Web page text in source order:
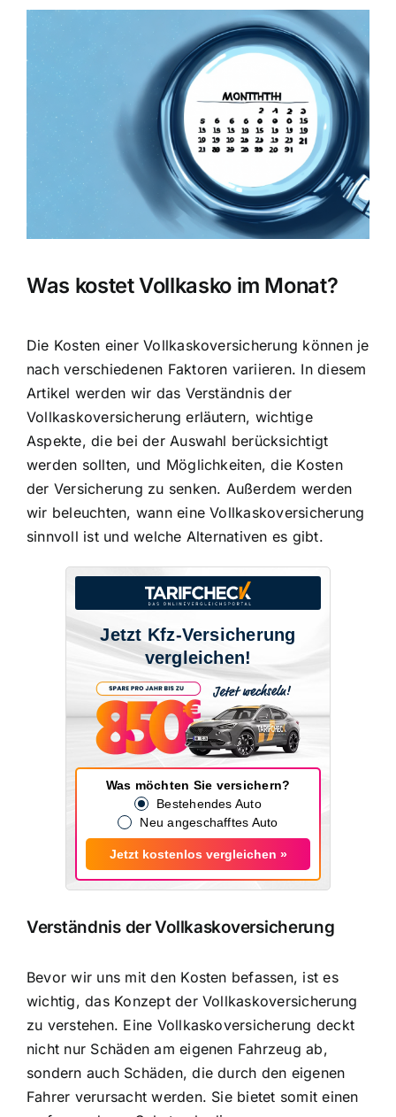
Zeige
Was kostet Vollkasko im Monat?
Die Kosten einer Vollkaskoversicherung können je
nach verschiedenen Faktoren variieren. In diesem
Artikel werden wir das Verständnis der
Vollkaskoversicherung erläutern, wichtige
Aspekte, die bei der Auswahl berücksichtigt
werden sollten, und Möglichkeiten, die Kosten
der Versicherung zu senken. Außerdem werden
wir beleuchten, wann eine Vollkaskoversicherung
sinnvoll ist und welche Alternativen es gibt.
Jetzt Kfz-Versicherung
vergleichen!
Was möchten Sie versichern?
Bestehendes Auto
Neu angeschafftes Auto
Jetzt kostenlos vergleichen »
Verständnis der Vollkaskoversicherung
Bevor wir uns mit den Kosten befassen, ist es
wichtig, das Konzept der Vollkaskoversicherung
zu verstehen. Eine Vollkaskoversicherung deckt
nicht nur Schäden am eigenen Fahrzeug ab,
sondern auch Schäden, die durch den eigenen
Fahrer verursacht werden. Sie bietet somit einen